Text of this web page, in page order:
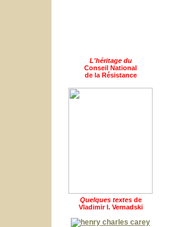
L'héritage du
Conseil National
de la Résistance
Quelques textes de
Vladimir I. Vernadski